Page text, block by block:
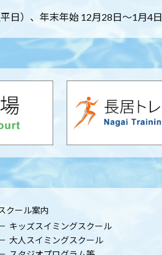
日）、年末年始 12月28日～1月4日
クール案内
キッズスイミングスクール
大人スイミングスクール